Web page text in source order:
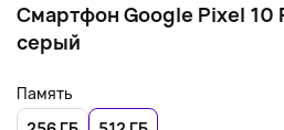
Смартфон Google Pixel 10
серый
Память